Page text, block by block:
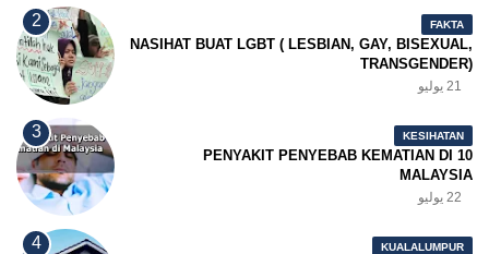
FAKTA
NASIHAT BUAT LGBT ( LESBIAN, GAY, BISEXUAL,
TRANSGENDER)
21 يوليو
KESIHATAN
10 PENYAKIT PENYEBAB KEMATIAN DI
MALAYSIA
22 يوليو
KUALALUMPUR